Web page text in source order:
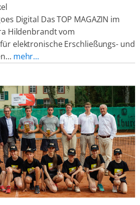
Digital Das TOP MAGAZIN im
Hildenbrandt vom
elektronische Erschließungs- und
mehr…